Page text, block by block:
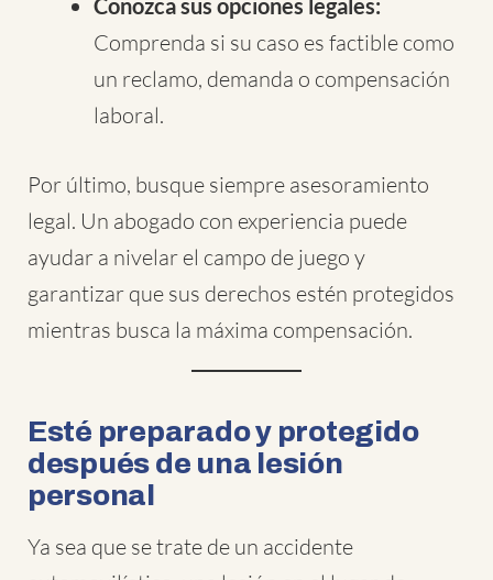
Conozca sus opciones legales:
Comprenda si su caso es factible como
un reclamo, demanda o compensación
laboral.
Por último, busque siempre asesoramiento
legal. Un abogado con experiencia puede
ayudar a nivelar el campo de juego y
garantizar que sus derechos estén protegidos
mientras busca la máxima compensación.
Esté preparado y protegido
después de una lesión
personal
Ya sea que se trate de un accidente